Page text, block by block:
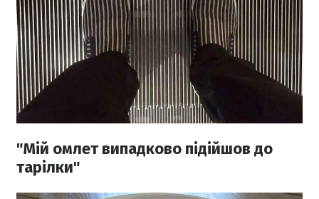
"Мій омлет випадково підійшов до
тарілки"